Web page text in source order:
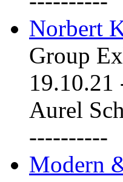
Norbert
Group
19.10.21
Aurel
----------
Modern